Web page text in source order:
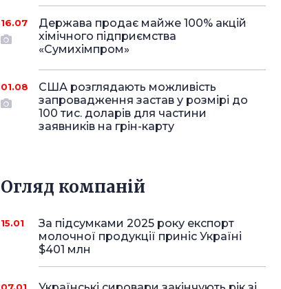
16.07
Держава продає майже 100% акцій
хімічного підприємства
«Сумихімпром»
01.08
США розглядають можливість
запровадження застав у розмірі до
100 тис. доларів для частини
заявників на грін-карту
Огляд компаній
15.01
За підсумками 2025 року експорт
молочної продукції приніс Україні
$401 млн